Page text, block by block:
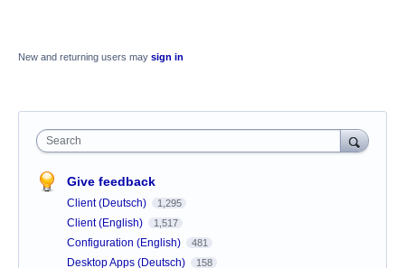
New and returning users may sign in
Search
Give feedback
Client (Deutsch) 1,295
Client (English) 1,517
Configuration (English) 481
Desktop Apps (Deutsch) 158